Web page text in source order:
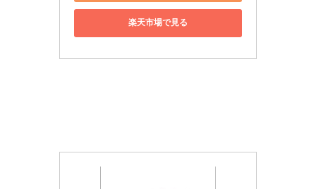
楽天市場で見る